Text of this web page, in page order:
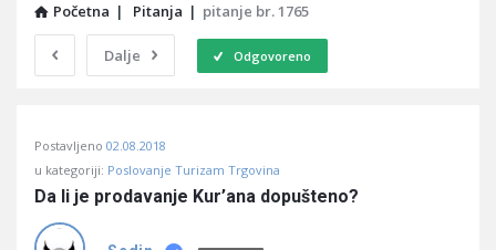
Početna | Pitanja | pitanje br. 1765
Dalje Odgovoreno
Učene
Latest
Postavljeno 02.08.2018
u kategoriji: Poslovanje Turizam Trgovina
Da li je prodavanje Kur’ana dopušteno?